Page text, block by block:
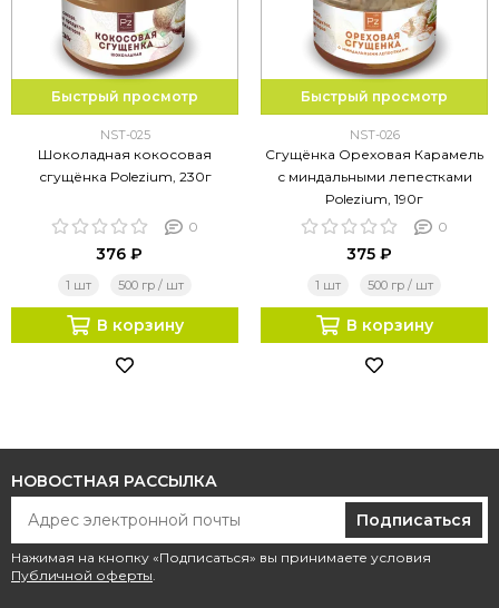
Быстрый просмотр
NST-025
Шоколадная кокосовая
сгущёнка Polezium, 230г
0
376 ₽
1 шт 500 гр / шт
В корзину
Быстрый просмотр
NST-026
Сгущёнка Ореховая Карамель
с миндальными лепестками
Polezium, 190г
0
375 ₽
1 шт 500 гр / шт
В корзину
НОВОСТНАЯ РАССЫЛКА
Подписаться
Нажимая на кнопку «Подписаться» вы принимаете условия
Публичной оферты.